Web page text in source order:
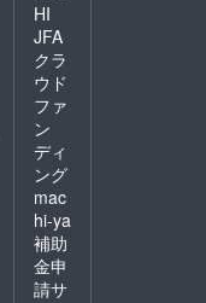
HI
JFA
クラ
ウド
ファ
ン
ディ
ング
mac
hi-ya
補助
金申
請サ